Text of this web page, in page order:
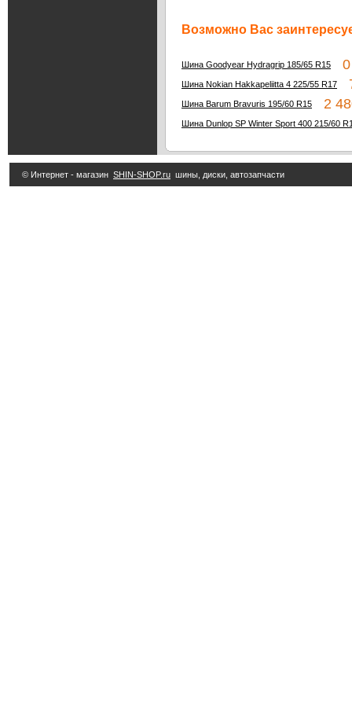
Возможно Вас
Шина Goodyear Hydragrip 185/65 R15 0
Шина Nokian Hakkapeliitta 4 225/55 R17
Шина Barum Bravuris 195/60 R15 2
Шина Dunlop SP Winter Sport 400 215/60
© Интернет - магазин SHIN-SHOP.ru шины, диски, автозапчасти